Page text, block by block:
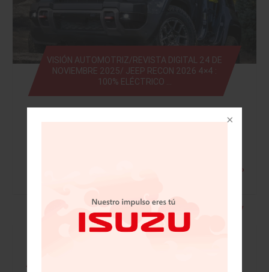
VISIÓN AUTOMOTRIZ/REVISTA DIGITAL 24 DE
NOVIEMBRE 2025/ JEEP RECON 2026 4×4 :
100% ELÉCTRICO …
Leer más »
• Mazda festeja 20 años en México con
grandes retos • Licitan 41 bloques y sólo